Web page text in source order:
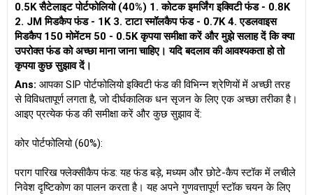
0.5K सैटेलाइट पोर्टफोलियो (40%) 1. कोटक इमर्जिंग इक्विटी फंड - 0.8K
2. JM मिडकैप फंड - 1K 3. टाटा स्मॉलकैप फंड - 0.7K 4. एडलवाइस
मिडकैप 150 मोमेंटम 50 - 0.5K कृपया समीक्षा करें और मुझे सलाह दें कि क्या
उपरोक्त फंड को अच्छा माना जाना चाहिए। यदि बदलाव की आवश्यकता हो तो
कृपया कुछ सुझाव दें।
Ans: आपका SIP पोर्टफोलियो इक्विटी फंड की विभिन्न श्रेणियों में अच्छी तरह
से विविधतापूर्ण लगता है, जो दीर्घकालिक धन सृजन के लिए एक अच्छा तरीका है।
आइए प्रत्येक फंड की समीक्षा करें और कुछ सुझाव दें:
कोर पोर्टफोलियो (60%):
पराग पारिख फ्लेक्सीकैप फंड: यह फंड बड़े, मध्यम और छोटे-कैप स्टॉक में लचीले
निवेश दृष्टिकोण का पालन करता है। यह अपने गुणवत्तापूर्ण स्टॉक चयन के लिए